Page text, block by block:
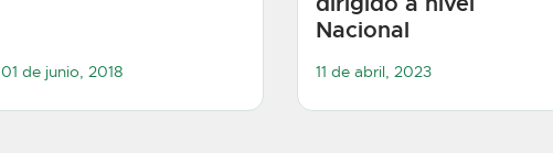
01 de junio, 2018
Nacional
11 de abril, 2023